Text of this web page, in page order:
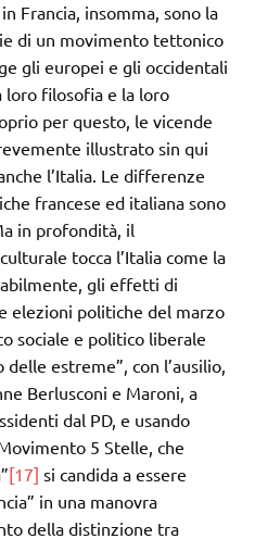
Francia, insomma, sono la
di un movimento tettonico
gli europei e gli occidentali
loro filosofia e la loro
per questo, le vicende
illustrato sin qui
l’Italia. Le differenze
francese ed italiana sono
in profondità, il
tocca l’Italia come la
gli effetti di
elezioni politiche del marzo
sociale e politico liberale
estreme”, con l’ausilio,
Berlusconi e Maroni, a
dal PD, e usando
5 Stelle, che
[17] si candida a essere
in una manovra
della distinzione tra